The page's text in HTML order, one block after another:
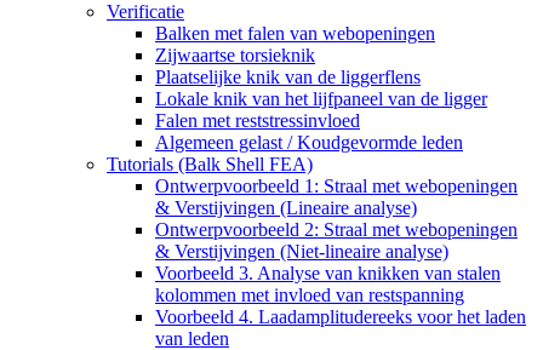
Verificatie
Balken met falen van webopeningen
Zijwaartse torsieknik
Plaatselijke knik van de liggerflens
Lokale knik van het lijfpaneel van de ligger
Falen met reststressinvloed
Algemeen gelast / Koudgevormde leden
Tutorials (Balk Shell FEA)
Ontwerpvoorbeeld 1: Straal met webopeningen
& Verstijvingen (Lineaire analyse)
Ontwerpvoorbeeld 2: Straal met webopeningen
& Verstijvingen (Niet-lineaire analyse)
Voorbeeld 3. Analyse van knikken van stalen
kolommen met invloed van restspanning
Voorbeeld 4. Laadamplitudereeks voor het laden
van leden